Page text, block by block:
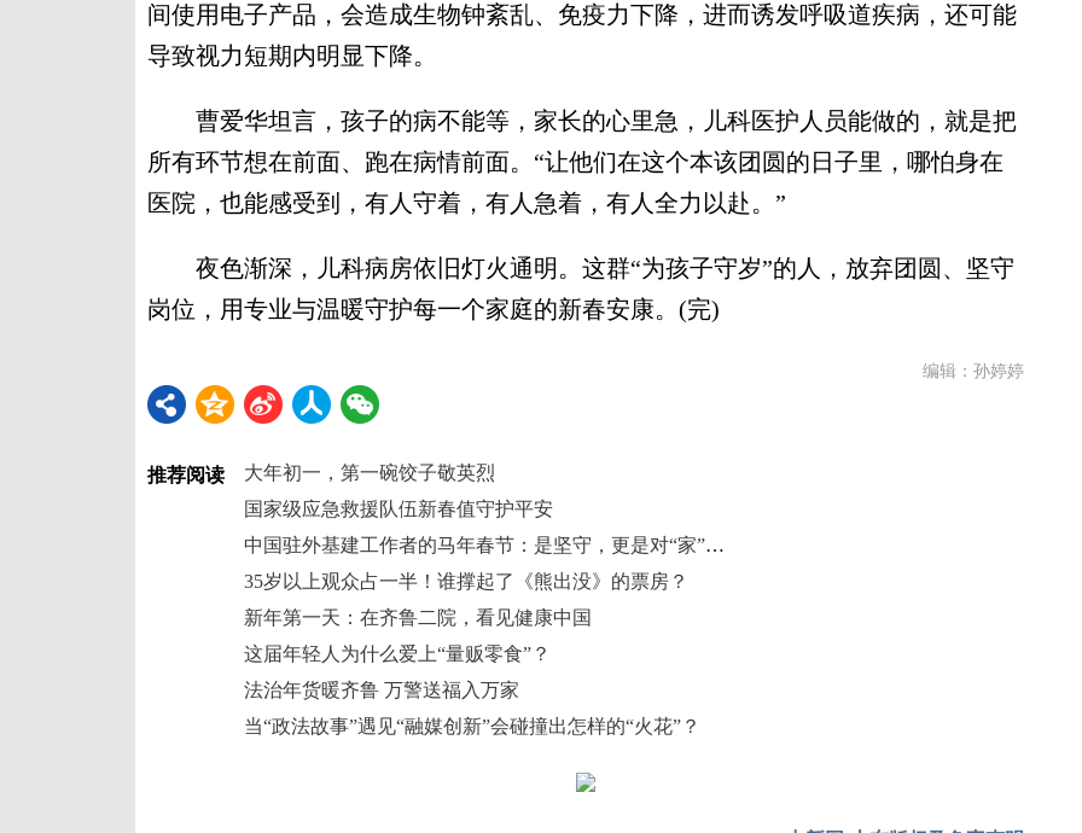
间使用电子产品，会造成生物钟紊乱、免疫力下降，进而诱发呼吸道疾病，还可能
导致视力短期内明显下降。
曹爱华坦言，孩子的病不能等，家长的心里急，儿科医护人员能做的，就是把
所有环节想在前面、跑在病情前面。“让他们在这个本该团圆的日子里，哪怕身在
医院，也能感受到，有人守着，有人急着，有人全力以赴。”
夜色渐深，儿科病房依旧灯火通明。这群“为孩子守岁”的人，放弃团圆、坚守
岗位，用专业与温暖守护每一个家庭的新春安康。(完)
编辑：孙婷婷
推荐阅读
大年初一，第一碗饺子敬英烈
国家级应急救援队伍新春值守护平安
中国驻外基建工作者的马年春节：是坚守，更是对“家”的责任
35岁以上观众占一半！谁撑起了《熊出没》的票房？
新年第一天：在齐鲁二院，看见健康中国
这届年轻人为什么爱上“量贩零食”？
法治年货暖齐鲁 万警送福入万家
当“政法故事”遇见“融媒创新”会碰撞出怎样的“火花”？